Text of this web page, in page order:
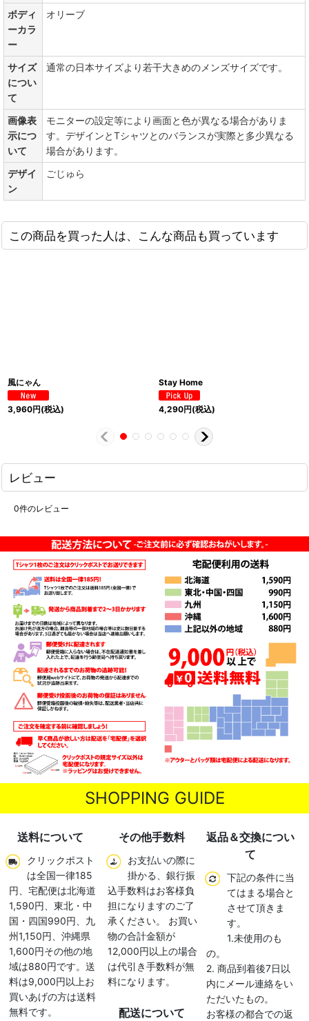
ボディ
ーカラ
ー
オリーブ
サイズ
につい
て
通常の日本サイズより若干大きめのメンズサイズです。
画像表
示につ
いて
モニターの設定等により画面と色が異なる場合がありま
す。デザインとTシャツとのバランスが実際と多少異なる
場合があります。
デザイ
ン
ごじゅら
この商品を買った人は、こんな商品も買っています
風にゃん
3,960円(税込)
Stay Home
4,290円(税込)
レビュー
0件のレビュー
SHOPPING GUIDE
送料について
クリックポスト
は全国一律185
円、宅配便は北海道
1,590円、東北・中
国・四国990円、九
州1,150円、沖縄県
1,600円その他の地
域は880円です。送
料は9,000円以上お
買いあげの方は送料
無料です。
その他手数料
お支払いの際に
掛かる、銀行振
込手数料はお客様負
担になりますのご了
承ください。 お買い
物の合計金額が
12,000円以上の場合
は代引き手数料が無
料になります。
配送について
返品＆交換につい
て
下記の条件に当
てはまる場合と
させて頂きま
す。
1.未使用のも
の。
2. 商品到着後7日以
内にメール連絡をい
ただいたもの。
お客様の都合での返